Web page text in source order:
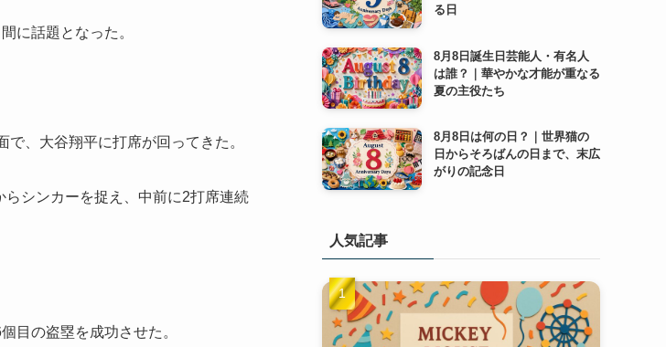
に話題となった。
、大谷翔平に打席が回ってきた。
シンカーを捉え、中前に2打席連続
目の盗塁を成功させた。
る日
8月8日誕生日芸能人・有名人
は誰？｜華やかな才能が重なる
夏の主役たち
8月8日は何の日？｜世界猫の
日からそろばんの日まで、末広
がりの記念日
人気記事